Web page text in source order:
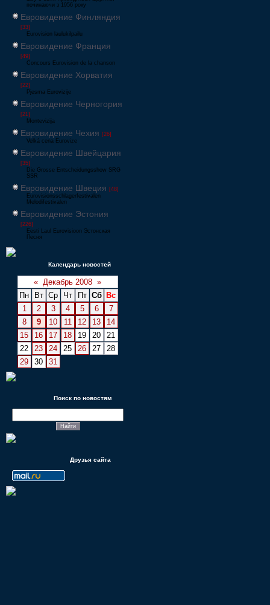
починаючи з 1956 року
Евровидение Финляндия
[33]
Eurovision laulukilpailu
Евровидение Франция
[49]
Concours Eurovision de la chanson
Евровидение Хорватия
[22]
Pjesma Eurovizije
Евровидение Черногория
[21]
Montevizija
Евровидение Чехия [26]
Velká cena Eurovize
Евровидение Швейцария
[35]
Die Grosse Entscheidungsshow SRG
SSR
Евровидение Швеция [48]
Eurovisionsschlagerfestivalen
Melodifestivalen
Евровидение Эстония
[226]
Eesti Laul Eurovisioon Эстонская
Песня
Календарь новостей
« Декабрь 2008 »
Пн
Вт Ср Чт Пт Сб
Вс
1
2 3 4 5 6
7
8
9 10 11 12 13
14
15
16 17 18 19 20
21
22
23 24 25 26 27
28
29
30 31
Поиск по новостям
Друзья сайта